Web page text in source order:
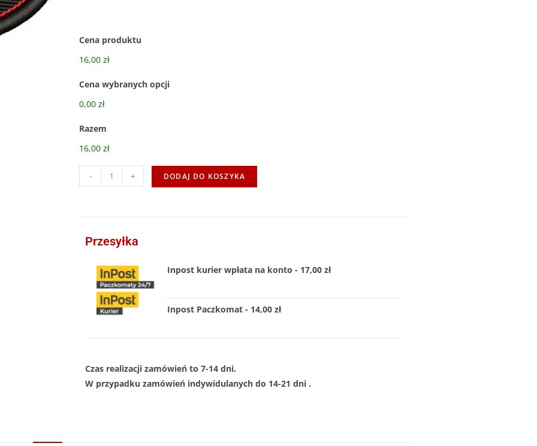
Cena produktu
16,00 zł
Cena wybranych opcji
0,00 zł
Razem
16,00 zł
- + DODAJ DO KOSZYKA
Przesyłka
Inpost kurier wpłata na konto - 17,00 zł
Inpost Paczkomat - 14,00 zł
Czas realizacji zamówień to 7-14 dni.
W przypadku zamówień indywidulanych do 14-21 dni .